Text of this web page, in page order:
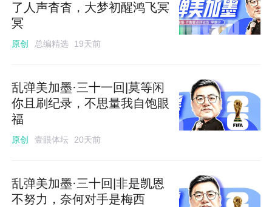
了人声杳杳，大梦初醒鸿飞冥
冥
原创 总编精选 19天前
乱弹美加墨·三十一回|莫等闲
你且刷纪录，不思量我自饱眼
福
原创 壹眼体坛 20天前
乱弹美加墨·三十回|非是凯恩
不努力，奈何对手是梅西